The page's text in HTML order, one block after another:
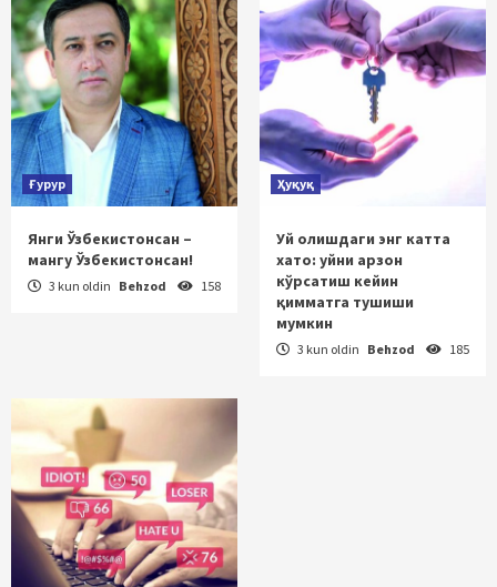
Ғурур
Янги Ўзбекистонсан –
мангу Ўзбекистонсан!
3 kun oldin Behzod 158
Ҳуқуқ
Уй олишдаги энг катта
хато: уйни арзон
кўрсатиш кейин
қимматга тушиши
мумкин
3 kun oldin Behzod 185